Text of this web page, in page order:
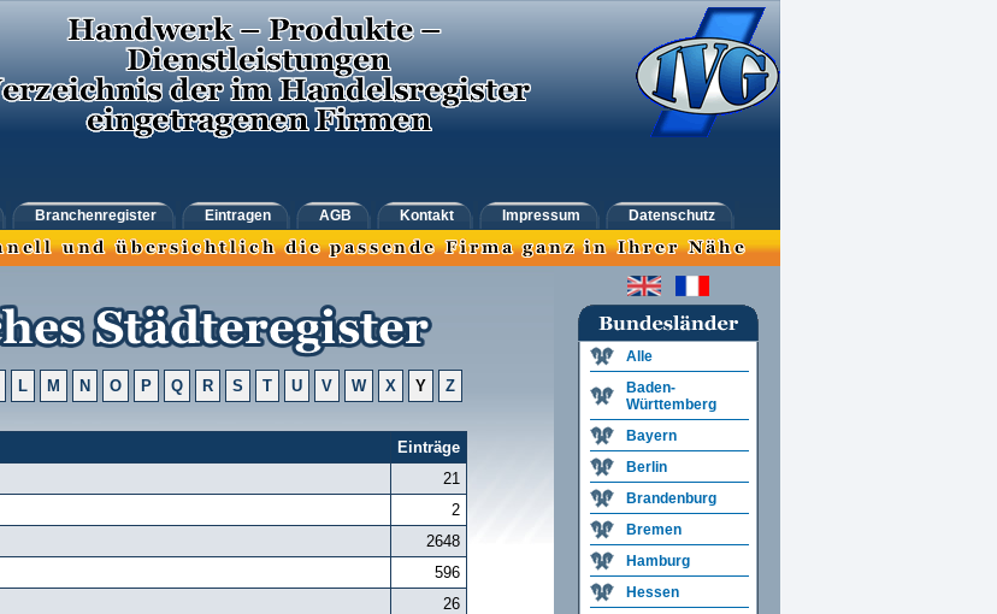
Branchenregister Eintragen AGB Kontakt Impressum Datenschutz
L M N O P Q R S T U V W X Y Z
Einträge
21
2
2648
596
26
Alle
Baden-
Württemberg
Bayern
Berlin
Brandenburg
Bremen
Hamburg
Hessen